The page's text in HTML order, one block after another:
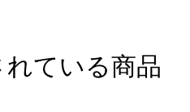
ている商品